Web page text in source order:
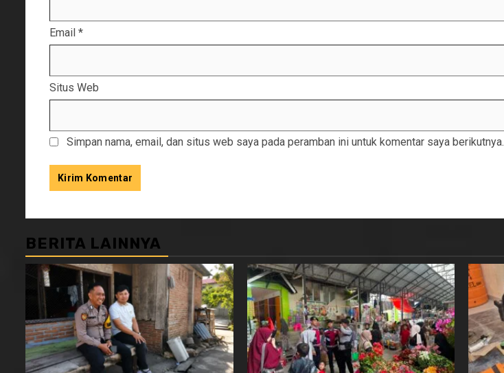
Email *
Situs Web
Simpan nama, email, dan situs web saya pada peramban ini untuk komentar saya berikutnya.
BERITA LAINNYA